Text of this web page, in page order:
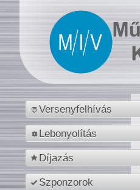
Versenyfelhívás
Lebonyolítás
Díjazás
Szponzorok